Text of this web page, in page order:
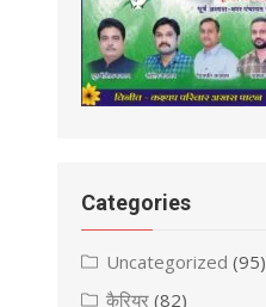
Categories
Uncategorized (95)
कैरियर (82)